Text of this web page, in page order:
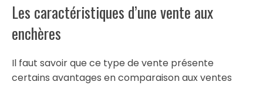
Les caractéristiques d’une vente aux
enchères
Il faut savoir que ce type de vente présente
certains avantages en comparaison aux ventes